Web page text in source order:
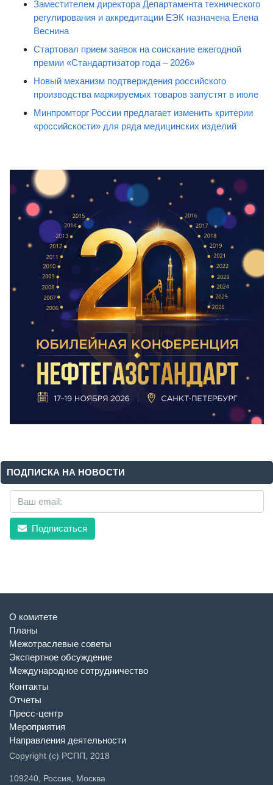
Заместителем директора Департамента технического
регулирования и аккредитации ЕЭК назначена Елена
Веснина
Стартовал прием заявок на соискание ежегодной
премии «Стандартизатор года – 2026»
Новый механизм подтверждения российского
производства маркируемых товаров запустят в июле
Минпромторг России предлагает изменить критерии
«российскости» для ряда медицинских изделий
ПОДПИСКА НА НОВОСТИ
Подписаться
О комитете
Планы
Межотраслевые советы
Экспертное обсуждение
Международное сотрудничество
Контакты
Отчеты
Пресс-центр
Мероприятия
Направления деятельности
Copyright (c) РСПП, 2018
109240, Россия, Москва